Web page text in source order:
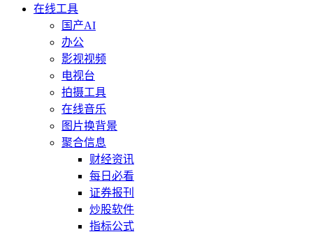
在线工具
国产AI
办公
影视视频
电视台
拍摄工具
在线音乐
图片换背景
聚合信息
财经资讯
每日必看
证券报刊
炒股软件
指标公式